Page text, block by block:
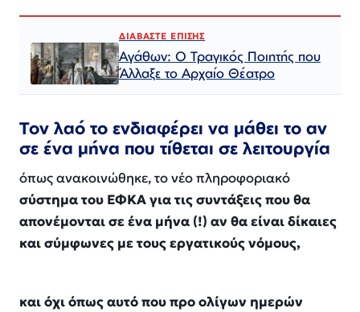
ΔΙΑΒΑΣΤΕ ΕΠΙΣΗΣ
Αγάθων: Ο Τραγικός Ποιητής που
Άλλαξε το Αρχαίο Θέατρο
Τον λαό το ενδιαφέρει να μάθει το αν
σε ένα μήνα που τίθεται σε λειτουργία
όπως ανακοινώθηκε, το νέο πληροφοριακό
σύστημα του ΕΦΚΑ για τις συντάξεις που θα
απονέμονται σε ένα μήνα (!) αν θα είναι δίκαιες
και σύμφωνες με τους εργατικούς νόμους,
και όχι όπως αυτό που προ ολίγων ημερών